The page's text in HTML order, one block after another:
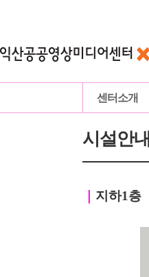
센터소개
시설안내
지하1층